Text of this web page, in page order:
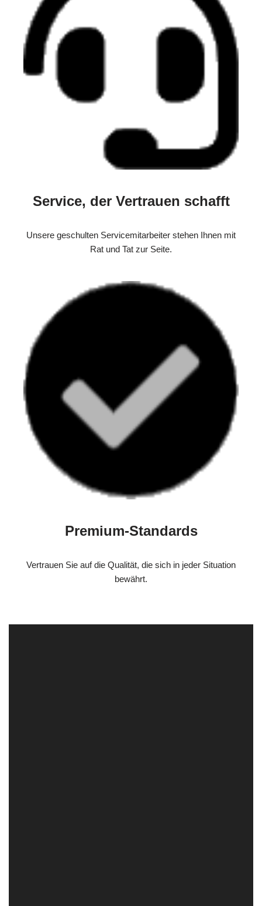
Service, der Vertrauen schafft
Unsere geschulten Servicemitarbeiter stehen Ihnen mit
Rat und Tat zur Seite.
Premium-Standards
Vertrauen Sie auf die Qualität, die sich in jeder Situation
bewährt.